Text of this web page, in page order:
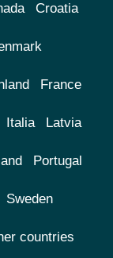
Croatia
France
Italia Latvia
Portugal
Sweden
countries